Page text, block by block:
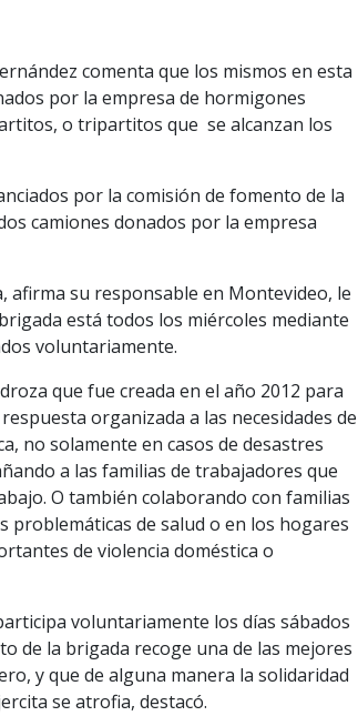
comenta que los mismos en esta
por la empresa de hormigones
o tripartitos que se alcanzan los
por la comisión de fomento de la
camiones donados por la empresa
afirma su responsable en Montevideo, le
está todos los miércoles mediante
voluntariamente.
que fue creada en el año 2012 para
organizada a las necesidades de
no solamente en casos de desastres
a las familias de trabajadores que
O también colaborando con familias
problemáticas de salud o en los hogares
de violencia doméstica o
voluntariamente los días sábados
de la brigada recoge una de las mejores
y que de alguna manera la solidaridad
se atrofia, destacó.